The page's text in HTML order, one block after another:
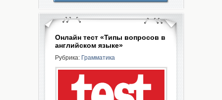
Онлайн тест «Типы вопросов в
английском языке»
Рубрика: Грамматика